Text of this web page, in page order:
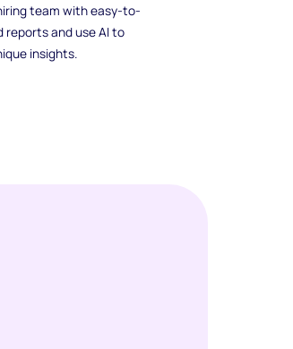
team with easy-to-
reports and use AI to
insights.